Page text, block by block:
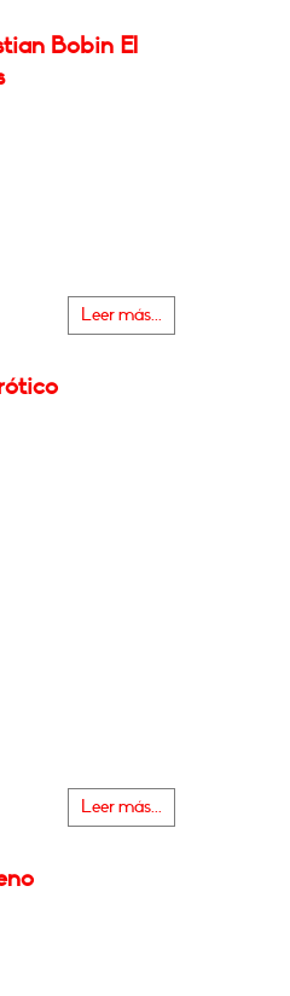
Bobin El
Leer más...
Leer más...